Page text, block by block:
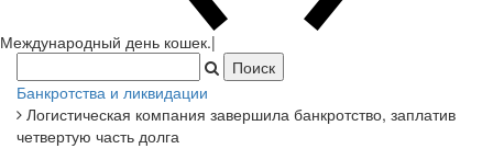
Международн|
Банкротства и ликвидации
Логистическая компания завершила банкротство, заплатив
четвертую часть долга